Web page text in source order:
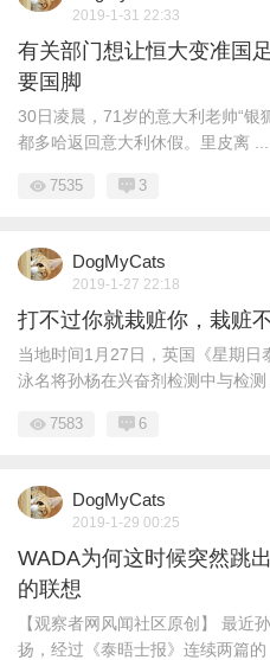
2019-1-31 22:33
有关部门想让恒大变准国
要国脚
30日凌晨，71岁的意大利老帅“银
都多哈返回意大利休假。里皮离 ...
7535 3
DogMyCats
2019-1-27 22:18
打不过你就栽赃你，栽赃
当地时间1月27日，英国《星期
泳名将孙杨在兴奋剂检测中与检测
7583 6
DogMyCats
2019-1-29 00:25
WADA为何这时候突然跳
的联想
【观察者网风闻社区原创】 最近
扬，经过《泰晤士报》连续两篇的